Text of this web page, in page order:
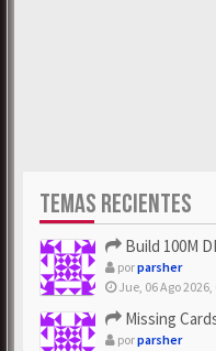
TEMAS RECIENTES
Build 100M DPS
porparsher
Jue, 06 Ago 2026,
Missing Cards?
porparsher